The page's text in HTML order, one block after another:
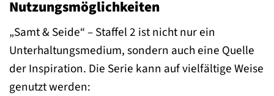
Nutzungsmöglichkeiten
„Samt & Seide“ – Staffel 2 ist nicht nur ein
Unterhaltungsmedium, sondern auch eine Quelle
der Inspiration. Die Serie kann auf vielfältige Weise
genutzt werden: